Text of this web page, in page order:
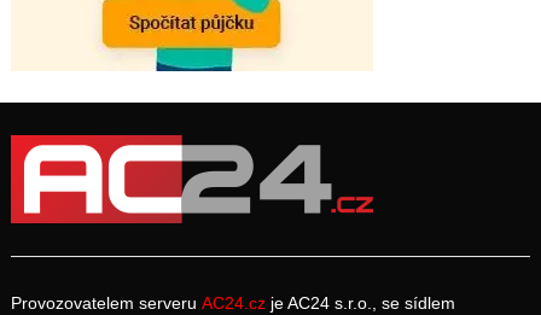
Provozovatelem serveru AC24.cz je AC24 s.r.o., se sídlem